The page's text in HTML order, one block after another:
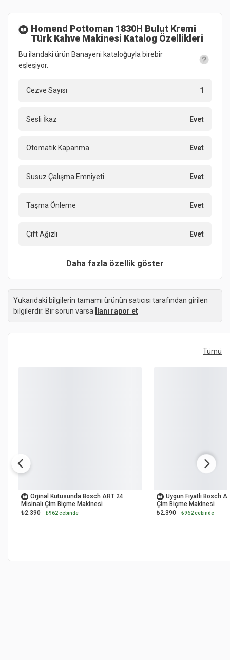
Homend Pottoman 1830H Bulut Kremi
Türk Kahve Makinesi Katalog Özellikleri
Bu ilandaki ürün Banayeni kataloğuyla birebir
eşleşiyor.
Cezve Sayısı 1
Sesli İkaz Evet
Otomatik Kapanma Evet
Susuz Çalışma Emniyeti Evet
Taşma Önleme Evet
Çift Ağızlı Evet
Daha fazla özellik göster
Yukarıdaki bilgilerin tamamı ürünün satıcısı tarafından girilen
bilgilerdir. Bir sorun varsa İlanı rapor et
Tümü
Orjinal Kutusunda Bosch ART 24
Misinalı Çim Biçme Makinesi
₺2.390
₺962 cebinde
Uygun Fiyatlı Bosch
Çim Biçme Makinesi
₺2.390
₺962 cebinde